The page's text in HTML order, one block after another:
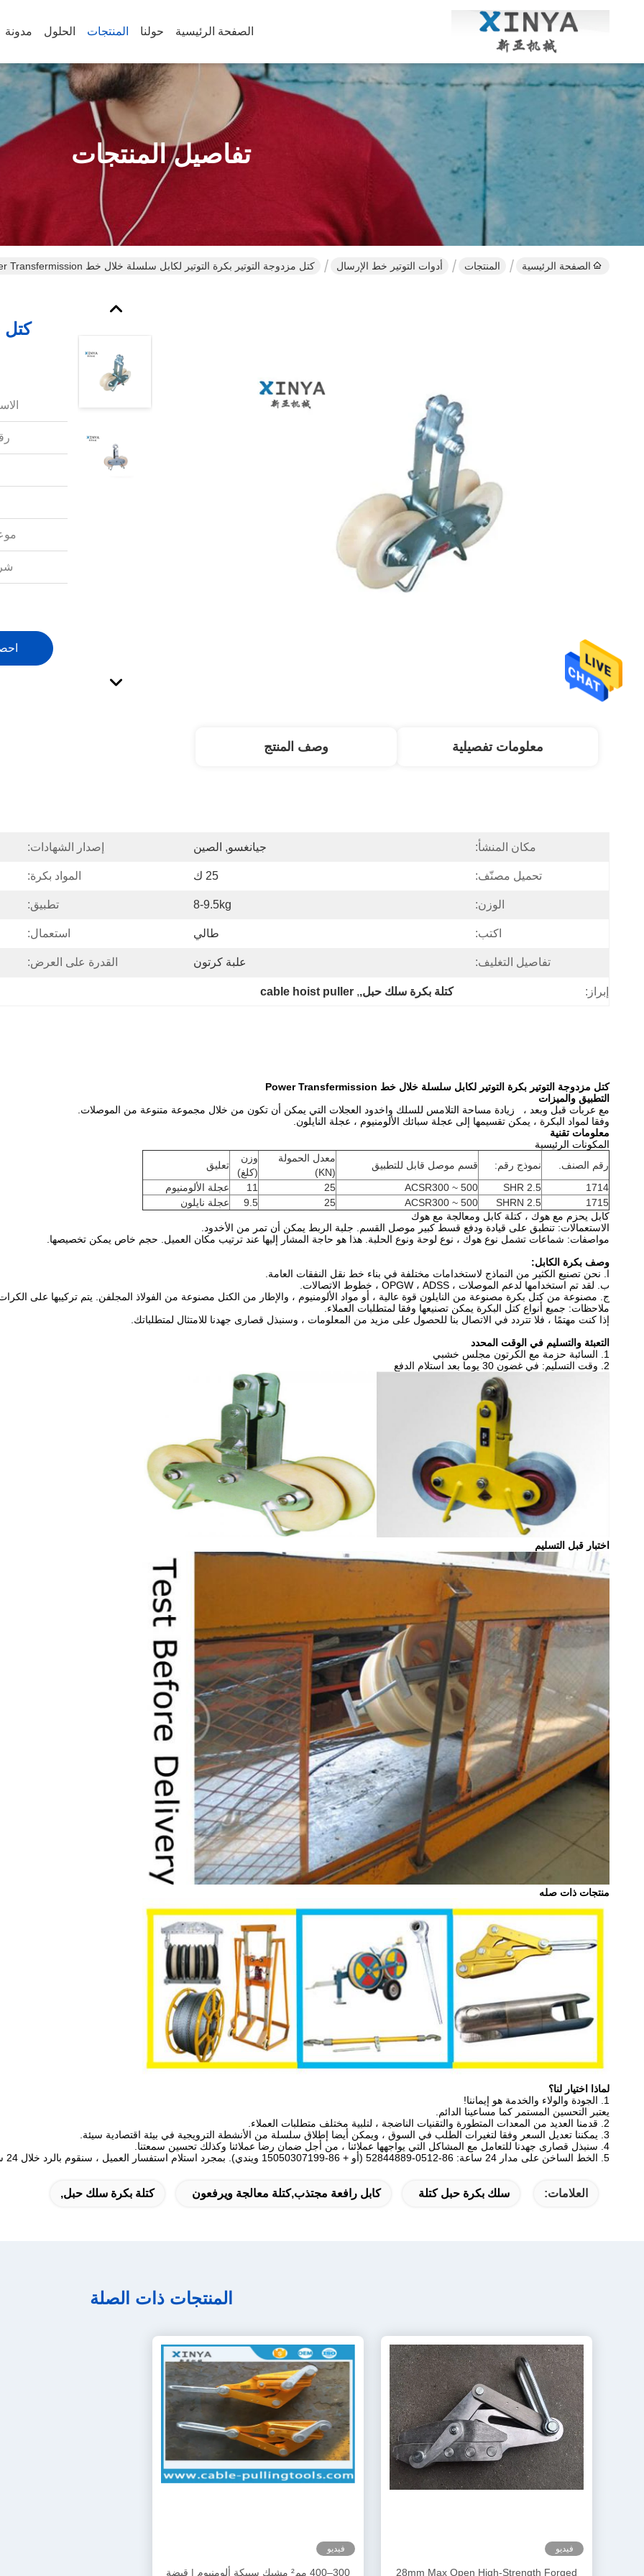
الصفحة الرئيسية حولنا المنتجات الحلول مدونة
تفاصيل المنتجات
الصفحة الرئيسية المنتجات أدوات التوتير خط الإرسال كتل مزدوجة التوتير بكرة التوتير لكابل سلسلة خلال خط Power Transfermission
كتل
معلومات تفصيلية وصف المنتج
مكان المنشأ: جيانغسو, الصين إصدار الشهادات:
تحميل مصنّف: 25 ك المواد بكرة:
الوزن: 8-9.5kg تطبيق:
اكتب: طالي استعمال:
تفاصيل التغليف: علبة كرتون القدرة على العرض:
إبراز: كتلة بكرة سلك حبل,,
cable hoist puller
كتل مزدوجة التوتير بكرة التوتير لكابل سلسلة خلال خط Power Transfermission
التطبيق والميزات
مع عربات قبل وبعد ،
زيادة مساحة التلامس للسلك واخدود العجلات التي يمكن أن تكون من خلال مجموعة متنوعة من الموصلات.
وفقا لمواد البكرة ، يمكن تقسيمها إلى عجلة سبائك الألومنيوم ، عجلة النايلون.
معلومات تقنية
المكونات الرئيسية
رقم الصنف.
نموذج رقم: قسم موصل قابل للتطبيق
معدل الحمولة
(KN)
وزن
(كلغ)
تعليق
1714
SHR 2.5
ACSR300 ~ 500
25
11
عجلة الألومنيوم
1715
SHRN 2.5
ACSR300 ~ 500
25
9.5
عجلة نايلون
كابل يحزم مع هوك ، كتلة كابل ومعالجة مع هوك
الاستعمالات: تنطبق على قيادة ودفع قسط كبير موصل القسم.
جلبة الربط يمكن أن تمر من الأخدود.
مواصفات: شماعات تشمل نوع هوك ، نوع لوحة ونوع الحلبة. هذا هو حاجة المشار إليها عند ترتيب مكان العميل.
حجم خاص يمكن تخصيصها.
وصف بكرة الكابل:
ا.
نحن تصنيع الكثير من النماذج لاستخدامات مختلفة في بناء خط نقل النفقات العامة.
ب.
لقد تم استخدامها لدعم الموصلات ، OPGW ، ADSS ، خطوط الاتصالات.
ج.
مصنوعة من كتل بكرة مصنوعة من النايلون قوة عالية ، أو مواد الألومنيوم ، والإطار من الكتل مصنوعة من الفولاذ المجلفن. يتم تركيبها على الكرات
ملاحظات: جميع أنواع كتل البكرة يمكن تصنيعها وفقا لمتطلبات العملاء.
إذا كنت مهتمًا ، فلا تتردد في الاتصال بنا للحصول على مزيد من المعلومات ، وسنبذل قصارى جهدنا للامتثال لمتطلباتك.
التعبئة والتسليم في الوقت المحدد
1. السائبة حزمة مع الكرتون مجلس خشبي
2. وقت التسليم: في غضون 30 يوما بعد استلام الدفع
اختبار قبل التسليم
منتجات ذات صله
لماذا اختيار لنا؟
1. الجودة والولاء والخدمة هو إيماننا!
يعتبر التحسين المستمر كما مساعينا الدائم.
2. قدمنا ​​العديد من المعدات المتطورة والتقنيات الناضجة ، لتلبية مختلف متطلبات العملاء.
3. يمكننا تعديل السعر وفقا لتغيرات الطلب في السوق ، ويمكن أيضا إطلاق سلسلة من الأنشطة الترويجية في بيئة اقتصادية سيئة.
4. سنبذل قصارى جهدنا للتعامل مع المشاكل التي يواجهها عملائنا ، من أجل ضمان رضا عملائنا وكذلك تحسين سمعتنا.
5. الخط الساخن على مدار 24 ساعة: 86-0512-52844889 (أو + 86-15050307199 ويندي).
بمجرد استلام استفسار العميل ، سنقوم بالرد خلال 24 ساعة.
العلامات: سلك بكرة حبل كتلة كابل رافعة مجتذب,كتلة معالجة ويرفعون كتلة بكرة سلك حبل,
المنتجات ذات الصلة
فيديو
28mm Max Open High-Strength Forged
فيديو
300–400 مم² مشبك سبيكة ألومنيوم | قبضة